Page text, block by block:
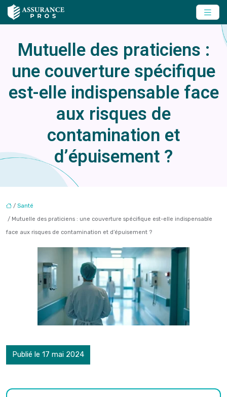
Mutuelle des praticiens :
une couverture spécifique
est-elle indispensable face
aux risques de
contamination et
d’épuisement ?
/ Santé
/ Mutuelle des praticiens : une couverture spécifique est-elle indispensable
face aux risques de contamination et d’épuisement ?
Publié le 17 mai 2024